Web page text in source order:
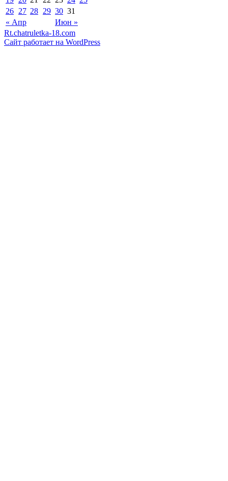
« Апр Июн »
26 27 28 29 30 31
Rt.chatruletka-18.com
Сайт работает на WordPress